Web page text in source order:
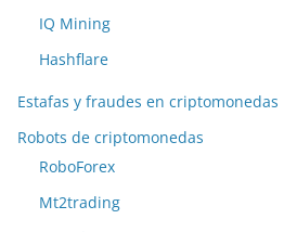
IQ Mining
Hashflare
Estafas y fraudes en criptomonedas
Robots de criptomonedas
RoboForex
Mt2trading